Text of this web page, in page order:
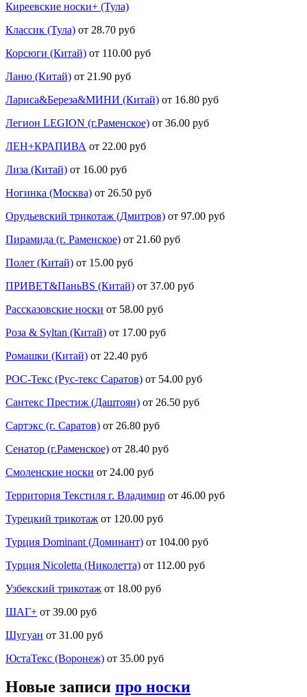
Киреевские носки+ (Тула)
Классик (Тула) от 28.70 руб
Корсюги (Китай) от 110.00 руб
Ланю (Китай) от 21.90 руб
Лариса&Береза&МИНИ (Китай) от 16.80 руб
Легион LEGION (г.Раменское) от 36.00 руб
ЛЕН+КРАПИВА от 22.00 руб
Лиза (Китай) от 16.00 руб
Ногинка (Москва) от 26.50 руб
Орудьевский трикотаж (Дмитров) от 97.00 руб
Пирамида (г. Раменское) от 21.60 руб
Полет (Китай) от 15.00 руб
ПРИВЕТ&ПаньBS (Китай) от 37.00 руб
Рассказовские носки от 58.00 руб
Роза & Syltan (Китай) от 17.00 руб
Ромашки (Китай) от 22.40 руб
РОС-Текс (Рус-текс Саратов) от 54.00 руб
Сантекс Престиж (Даштоян) от 26.50 руб
Сартэкс (г. Саратов) от 26.80 руб
Сенатор (г.Раменское) от 28.40 руб
Смоленские носки от 24.00 руб
Территория Текстиля г. Владимир от 46.00 руб
Турецкий трикотаж от 120.00 руб
Турция Dominant (Доминант) от 104.00 руб
Турция Nicoletta (Николетта) от 112.00 руб
Узбекский трикотаж от 18.00 руб
ШАГ+ от 39.00 руб
Шугуан от 31.00 руб
ЮстаТекс (Воронеж) от 35.00 руб
Новые записи про носки